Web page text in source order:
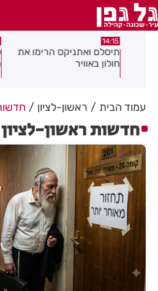
14:15
תיסלם ואתניקס הרימו את
חולון באוויר
עמוד הבית ראשון-לציון
חדשות ראשון-לציון